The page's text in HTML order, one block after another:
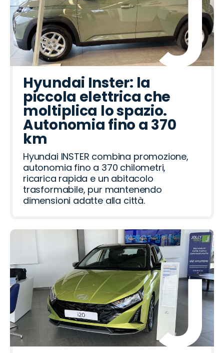
Hyundai Inster: la
piccola elettrica che
moltiplica lo spazio.
Autonomia fino a 370
km
Hyundai INSTER combina promozione,
autonomia fino a 370 chilometri,
ricarica rapida e un abitacolo
trasformabile, pur mantenendo
dimensioni adatte alla città.